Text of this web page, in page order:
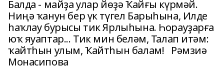
Балда - майҙа улар йөҙә Ҡайғы күрмәй.
Ниңә ҡанун бер үк түгел Барыһына, Илде
һаҡлау бурысы тик Ярлыһына. Һорауҙарға
юҡ яуаптар... Тик мин беләм, Талап итәм:
ҡайтһын улым, Ҡайтһын балам! Рәмзиә
Монасипова